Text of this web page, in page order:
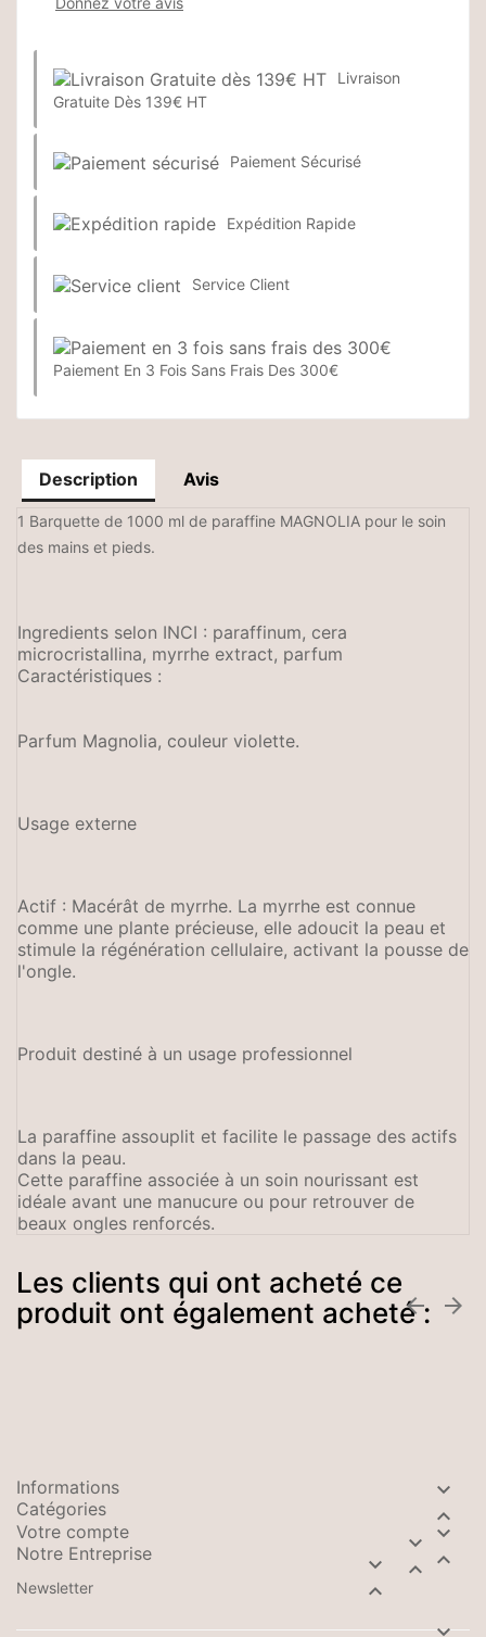
Livraison
Gratuite Dès 139€ HT
Paiement Sécurisé
Expédition Rapide
Service Client
Paiement En 3 Fois Sans Frais Des 300€
Description Avis
1 Barquette de 1000 ml de paraffine MAGNOLIA pour le soin
des mains et pieds.
Ingredients selon INCI : paraffinum, cera
microcristallina, myrrhe extract, parfum
Caractéristiques :
Parfum Magnolia, couleur violette.
Usage externe
Actif : Macérât de myrrhe. La myrrhe est connue
comme une plante précieuse, elle adoucit la peau et
stimule la régénération cellulaire, activant la pousse de
l'ongle.
Produit destiné à un usage professionnel
La paraffine assouplit et facilite le passage des actifs
dans la peau.
Cette paraffine associée à un soin nourissant est
idéale avant une manucure ou pour retrouver de
beaux ongles renforcés.
Les clients qui ont acheté ce
produit ont également acheté :
 
Informations


Catégories


Votre compte


Notre Entreprise


Newsletter